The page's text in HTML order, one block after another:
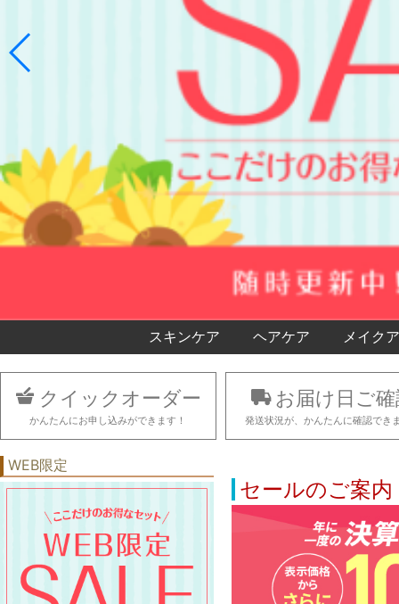
スキンケア ヘアケア メイク
クイックオーダー
かんたんにお申し込みができます！
お届け日ご
発送状況が、かんたんに確認でき
WEB限定
セールのご案内